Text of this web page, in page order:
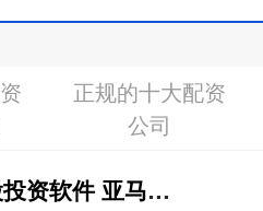
正规的十大配资
公司
炒股投资软件 亚马逊上调资本支出至2200亿美元 云业务增速创四年新高